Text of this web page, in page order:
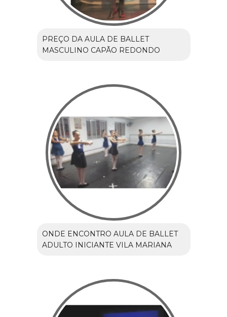
PREÇO DA AULA DE BALLET
MASCULINO CAPÃO REDONDO
ONDE ENCONTRO AULA DE BALLET
ADULTO INICIANTE VILA MARIANA